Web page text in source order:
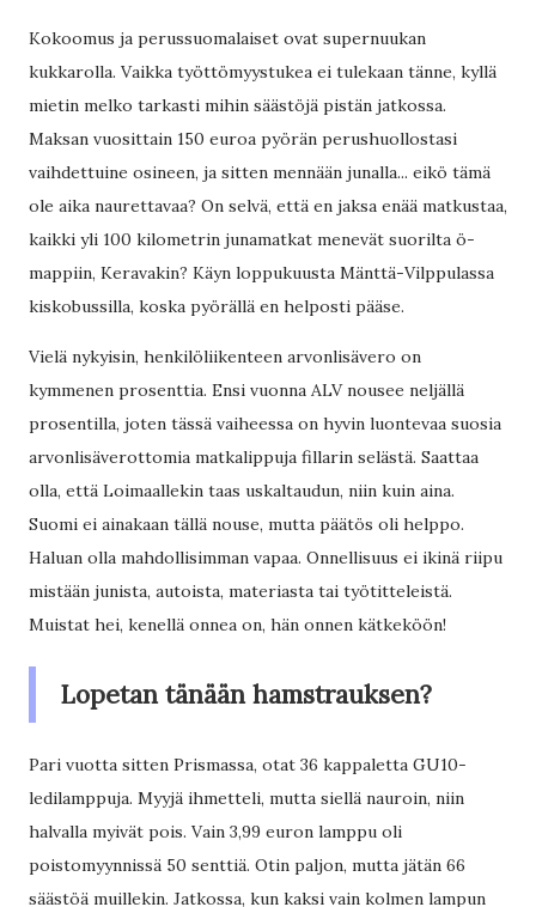
Kokoomus ja perussuomalaiset ovat supernuukan
kukkarolla. Vaikka työttömyystukea ei tulekaan tänne, kyllä
mietin melko tarkasti mihin säästöjä pistän jatkossa.
Maksan vuosittain 150 euroa pyörän perushuollostasi
vaihdettuine osineen, ja sitten mennään junalla... eikö tämä
ole aika naurettavaa? On selvä, että en jaksa enää matkustaa,
kaikki yli 100 kilometrin junamatkat menevät suorilta ö-
mappiin, Keravakin? Käyn loppukuusta Mänttä-Vilppulassa
kiskobussilla, koska pyörällä en helposti pääse.
Vielä nykyisin, henkilöliikenteen arvonlisävero on
kymmenen prosenttia. Ensi vuonna ALV nousee neljällä
prosentilla, joten tässä vaiheessa on hyvin luontevaa suosia
arvonlisäverottomia matkalippuja fillarin selästä. Saattaa
olla, että Loimaallekin taas uskaltaudun, niin kuin aina.
Suomi ei ainakaan tällä nouse, mutta päätös oli helppo.
Haluan olla mahdollisimman vapaa. Onnellisuus ei ikinä riipu
mistään junista, autoista, materiasta tai työtitteleistä.
Muistat hei, kenellä onnea on, hän onnen kätkeköön!
Lopetan tänään hamstrauksen?
Pari vuotta sitten Prismassa, otat 36 kappaletta GU10-
ledilamppuja. Myyjä ihmetteli, mutta siellä nauroin, niin
halvalla myivät pois. Vain 3,99 euron lamppu oli
poistomyynnissä 50 senttiä. Otin paljon, mutta jätän 66
säästöä muillekin. Jatkossa, kun kaksi vain kolmen lampun